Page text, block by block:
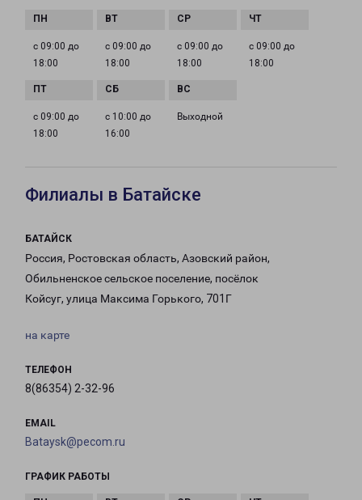
с 09:00 до
18:00
с 09:00 до
18:00
с 09:00 до
18:00
с 09:00 до
18:00
с 09:00 до
18:00
с 10:00 до
16:00
Выходной
Филиалы в Батайске
БАТАЙСК
Россия, Ростовская область, Азовский район,
Обильненское сельское поселение, посёлок
Койсуг, улица Максима Горького, 701Г
на карте
ТЕЛЕФОН
8(86354) 2-32-96
EMAIL
Bataysk@pecom.ru
ГРАФИК РАБОТЫ